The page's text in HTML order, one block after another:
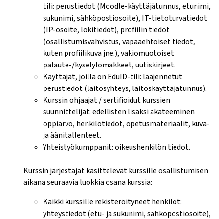
tili: perustiedot (Moodle-käyttäjätunnus, etunimi,
sukunimi, sähköpostiosoite), IT-tietoturvatiedot
(IP-osoite, lokitiedot), profiilin tiedot
(osallistumisvahvistus, vapaaehtoiset tiedot,
kuten profiilikuva jne.), vakiomuotoiset
palaute-/kyselylomakkeet, uutiskirjeet.
Käyttäjät, joilla on EduID-tili: laajennetut
perustiedot (laitosyhteys, laitoskäyttäjätunnus).
Kurssin ohjaajat / sertifioidut kurssien
suunnittelijat: edellisten lisäksi akateeminen
oppiarvo, henkilötiedot, opetusmateriaalit, kuva-
ja äänitallenteet.
Yhteistyökumppanit: oikeushenkilön tiedot.
Kurssin järjestäjät käsittelevät kurssille osallistumisen
aikana seuraavia luokkia osana kurssia:
Kaikki kurssille rekisteröityneet henkilöt:
yhteystiedot (etu- ja sukunimi, sähköpostiosoite),